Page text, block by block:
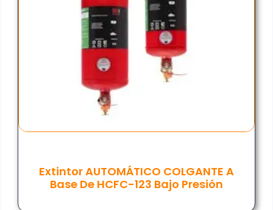
Extintor AUTOMÁTICO COLGANTE A
Base De HCFC-123 Bajo Presión